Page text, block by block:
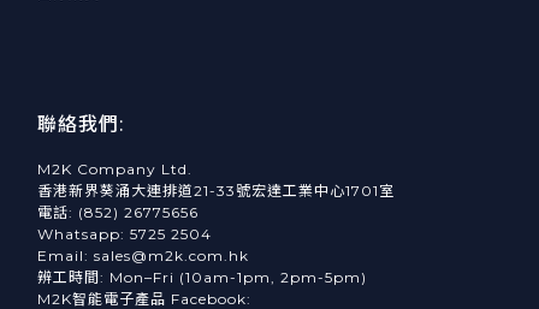
聯絡我們:
M2K Company Ltd.
香港新界葵涌大連排道21-33號宏達工業中心1701室
電話: (852) 26775656
Whatsapp: 5725 2504
Email: sales@m2k.com.hk
辨工時間: Mon–Fri (10am-1pm, 2pm-5pm)
M2K智能電子產品 Facebook: